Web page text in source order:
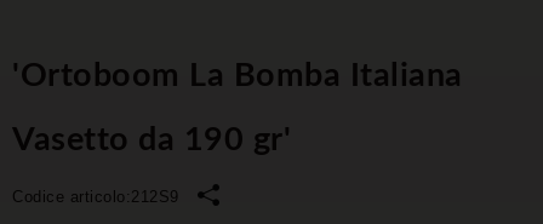
'Ortoboom La Bomba Italiana
Vasetto da 190 gr'
Codice articolo: 212S9